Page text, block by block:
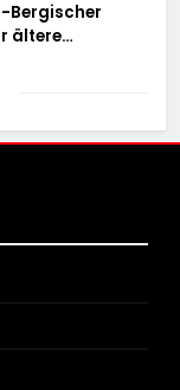
Bergischer
ältere